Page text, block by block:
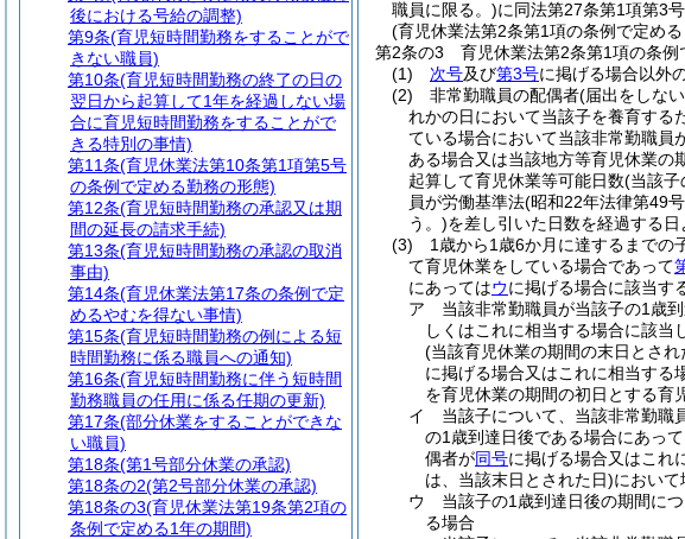
職員に限る。)に同法第27条第1項第3
(育児休業法第2条第1項の条例で定める
第2条の3
育児休業法第2条第1項の条例
(1)
次号及び第3号に掲げる場合以外
(2)
非常勤職員の配偶者(届出をしな
れかの日において当該子を養育する
ている場合において当該非常勤職員
ある場合又は当該地方等育児休業の
起算して育児休業等可能日数(当該子
員が労働基準法(昭和22年法律第49
う。)を差し引いた日数を経過する
(3)
1歳から1歳6か月に達するまでの
て育児休業をしている場合であって
にあってはウに掲げる場合に該当す
ア
当該非常勤職員が当該子の1歳
しくはこれに相当する場合に該
(当該育児休業の期間の末日とさ
に掲げる場合又はこれに相当する
を育児休業の期間の初日とする育
イ
当該子について、当該非常勤職
の1歳到達日後である場合にあっ
偶者が同号に掲げる場合又はこれ
は、当該末日とされた日)におい
ウ
当該子の1歳到達日後の期間に
る場合
後における号給の調整)
第9条(育児短時間勤務をすることがで
きない職員)
第10条(育児短時間勤務の終了の日の
翌日から起算して1年を経過しない場
合に育児短時間勤務をすることがで
きる特別の事情)
第11条(育児休業法第10条第1項第5号
の条例で定める勤務の形態)
第12条(育児短時間勤務の承認又は期
間の延長の請求手続)
第13条(育児短時間勤務の承認の取消
事由)
第14条(育児休業法第17条の条例で定
めるやむを得ない事情)
第15条(育児短時間勤務の例による短
時間勤務に係る職員への通知)
第16条(育児短時間勤務に伴う短時間
勤務職員の任用に係る任期の更新)
第17条(部分休業をすることができな
い職員)
第18条(第1号部分休業の承認)
第18条の2(第2号部分休業の承認)
第18条の3(育児休業法第19条第2項の
条例で定める1年の期間)